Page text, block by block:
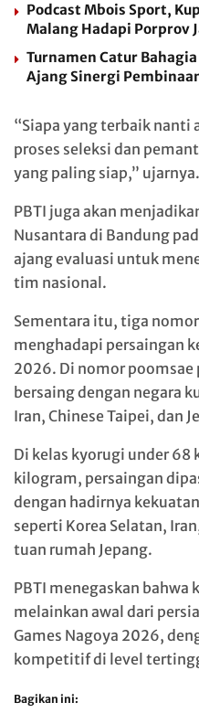
Podcast Mbois Sport,
Malang Hadapi Porprov
Turnamen Catur Bahagia
Ajang Sinergi
“Siapa yang terbaik
proses seleksi dan
yang paling siap,” ujarnya.
PBTI juga akan
Nusantara di Bandung
ajang evaluasi untuk
tim nasional.
Sementara itu, tiga
menghadapi persaingan
2026. Di nomor poomsae
bersaing dengan negara
Iran, Chinese Taipei, dan
Di kelas kyorugi under 68
kilogram, persaingan
dengan hadirnya
seperti Korea Selatan,
tuan rumah Jepang.
PBTI menegaskan bahwa
melainkan awal dari
Games Nagoya 2026,
kompetitif di level
Bagikan ini: